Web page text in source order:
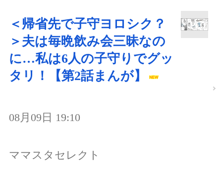
＜帰省先で子守ヨロシク？
＞夫は毎晩飲み会三昧なの
に…私は6人の子守りでグッ
タリ！【第2話まんが】
08月09日 19:10
ママスタセレクト